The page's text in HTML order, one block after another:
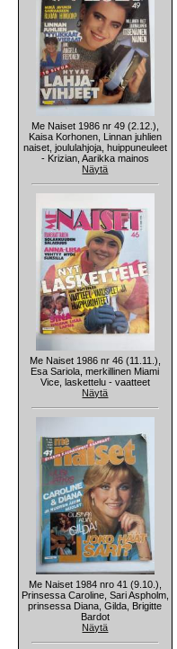
Me Naiset 1986 nr 49 (2.12.),
Kaisa Korhonen, Linnan juhlien
naiset, joululahjoja, huippuneuleet
- Krizian, Aarikka mainos
Näytä
Me Naiset 1986 nr 46 (11.11.),
Esa Sariola, merkillinen Miami
Vice, laskettelu - vaatteet
Näytä
Me Naiset 1984 nro 41 (9.10.),
Prinsessa Caroline, Sari Aspholm,
prinsessa Diana, Gilda, Brigitte
Bardot
Näytä